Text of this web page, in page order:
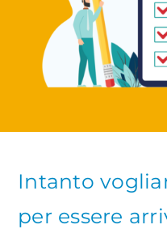
Intanto
per essere